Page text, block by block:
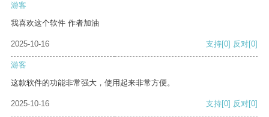
游客
我喜欢这个软件 作者加油
2025-10-16 支持[0] 反对[0]
游客
这款软件的功能非常强大，使用起来非常方便。
2025-10-16 支持[0] 反对[0]